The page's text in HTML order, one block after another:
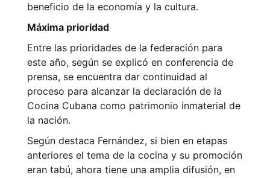
beneficio de la economía y la cultura.
Máxima prioridad
Entre las prioridades de la federación para
este año, según se explicó en conferencia de
prensa, se encuentra dar continuidad al
proceso para alcanzar la declaración de la
Cocina Cubana como patrimonio inmaterial de
la nación.
Según destaca Fernández, si bien en etapas
anteriores el tema de la cocina y su promoción
eran tabú, ahora tiene una amplia difusión, en